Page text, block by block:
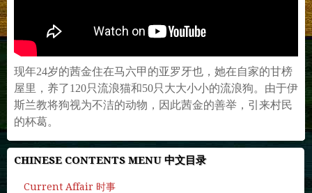
现年24岁的茜金住在马六甲的亚罗牙也，她在自家的甘榜
屋里，养了120只流浪猫和50只大大小小的流浪狗。由于伊
斯兰教将狗视为不洁的动物，因此茜金的善举，引来村民
的杯葛。
CHINESE CONTENTS MENU 中文目录
Current Affair 时事